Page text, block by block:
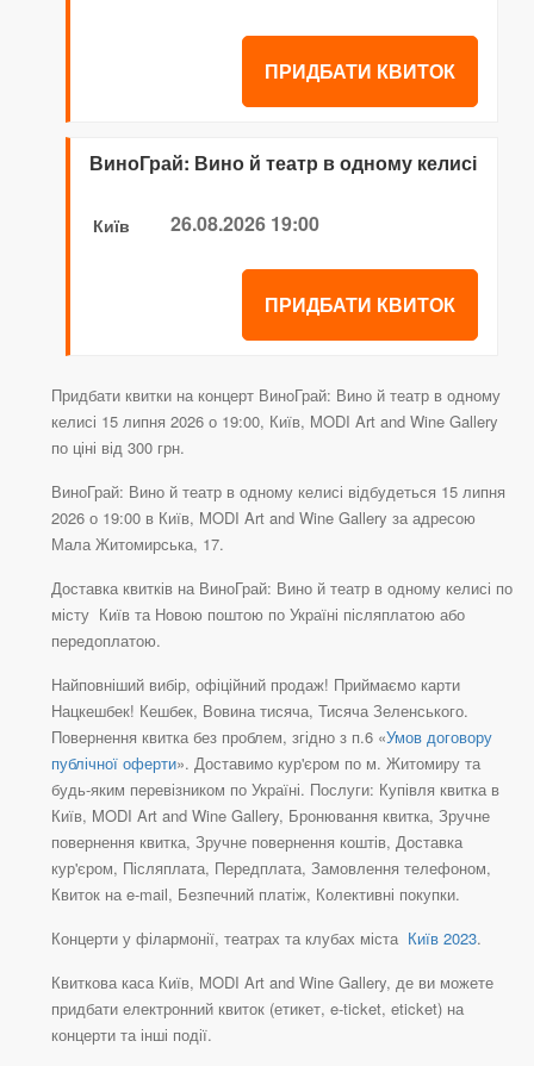
ПРИДБАТИ КВИТОК
ВиноГрай: Вино й театр в одному келисі
Київ 26.08.2026 19:00
ПРИДБАТИ КВИТОК
Придбати квитки на концерт ВиноГрай: Вино й театр в одному
келисі 15 липня 2026 о 19:00, Київ, MODI Art and Wine Gallery
по ціні від 300 грн.
ВиноГрай: Вино й театр в одному келисі відбудеться 15 липня
2026 о 19:00 в Київ, MODI Art and Wine Gallery за адресою
Мала Житомирська, 17.
Доставка квитків на ВиноГрай: Вино й театр в одному келисі по
місту Київ та Новою поштою по Україні післяплатою або
передоплатою.
Найповніший вибір, офіційний продаж! Приймаємо карти
Нацкешбек! Кешбек, Вовина тисяча, Тисяча Зеленського.
Повернення квитка без проблем, згідно з п.6 «Умов договору
публічної оферти». Доставимо кур'єром по м. Житомиру та
будь-яким перевізником по Україні. Послуги: Купівля квитка в
Київ, MODI Art and Wine Gallery, Бронювання квитка, Зручне
повернення квитка, Зручне повернення коштів, Доставка
кур'єром, Післяплата, Передплата, Замовлення телефоном,
Квиток на e-mail, Безпечний платіж, Колективні покупки.
Концерти у філармонії, театрах та клубах міста Київ 2023.
Квиткова каса Київ, MODI Art and Wine Gallery, де ви можете
придбати електронний квиток (етикет, e-ticket, eticket) на
концерти та інші події.